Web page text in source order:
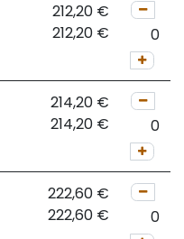
212,20 €
212,20 €
214,20 €
214,20 €
222,60 €
222,60 €